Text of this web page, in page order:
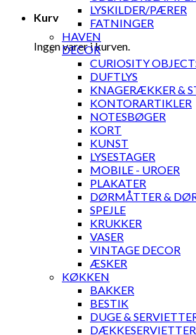
Kurv
Ingen varer i kurven.
LYSKILDER/PÆRER
FATNINGER
HAVEN
DECOR
CURIOSITY
DUFTLYS
KNAGERÆKKER &
KONTORARTIKLER
NOTESBØGER
KORT
KUNST
LYSESTAGER
MOBILE - UROER
PLAKATER
DØRMÅTTER &
SPEJLE
KRUKKER
VASER
VINTAGE DECOR
ÆSKER
KØKKEN
BAKKER
BESTIK
DUGE &